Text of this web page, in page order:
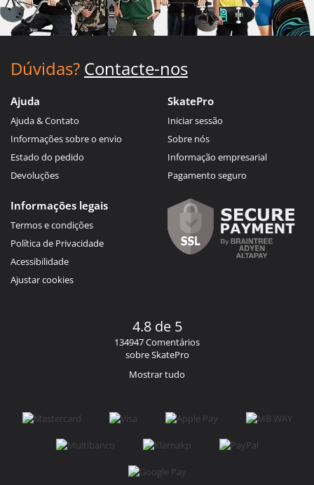
Dúvidas? Contacte-nos
Ajuda
Ajuda & Contato
Informações sobre o envio
Estado do pedido
Devoluções
SkatePro
Iniciar sessão
Sobre nós
Informação empresarial
Pagamento seguro
Informações legais
Termos e condições
Política de Privacidade
Acessibilidade
Ajustar cookies
4.8 de 5
134947 Comentários
sobre SkatePro
Mostrar tudo